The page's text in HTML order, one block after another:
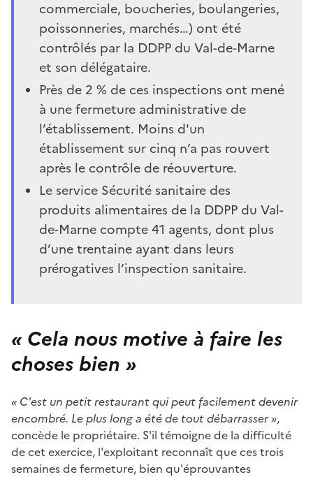
commerciale, boucheries, boulangeries,
poissonneries, marchés…) ont été
contrôlés par la DDPP du Val-de-Marne
et son délégataire.
Près de 2 % de ces inspections ont mené
à une fermeture administrative de
l’établissement. Moins d'un
établissement sur cinq n’a pas rouvert
après le contrôle de réouverture.
Le service Sécurité sanitaire des
produits alimentaires de la DDPP du Val-
de-Marne compte 41 agents, dont plus
d’une trentaine ayant dans leurs
prérogatives l’inspection sanitaire.
« Cela nous motive à faire les
choses bien »
« C'est un petit restaurant qui peut facilement devenir
encombré. Le plus long a été de tout débarrasser »,
concède le propriétaire. S'il témoigne de la difficulté
de cet exercice, l'exploitant reconnaît que ces trois
semaines de fermeture, bien qu'éprouvantes